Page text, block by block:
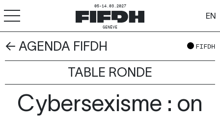
05-14.03.2027
GENÈVE
EN
A A- ACCESSIBILITÉ
Festival
← AGENDA FIFDH FIFDH
TABLE RONDE
Cybersexisme : on